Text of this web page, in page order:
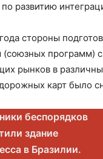
развитию
стороны
(союзных программ)
рынков в
карт было
беспорядков
здание
в Бразилии.